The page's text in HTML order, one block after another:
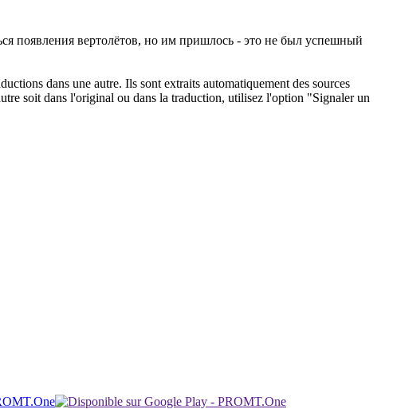
появления вертолётов, но им пришлось - это не был успешный
dans une autre. Ils sont extraits automatiquement des sources
soit dans l'original ou dans la traduction, utilisez l'option "Signaler un